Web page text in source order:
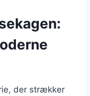
der strækker